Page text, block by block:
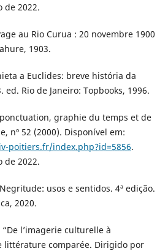
de 2022.
au Rio Curua : 20 novembre 1900
1903.
a Euclides: breve história da
Rio de Janeiro: Topbooks, 1996.
graphie du temps et de
nº 52 (2000). Disponível em:
poitiers.fr/index.php?id=5856.
de 2022.
usos e sentidos. 4ª edição.
2020.
l’imagerie culturelle à
littérature comparée. Dirigido por